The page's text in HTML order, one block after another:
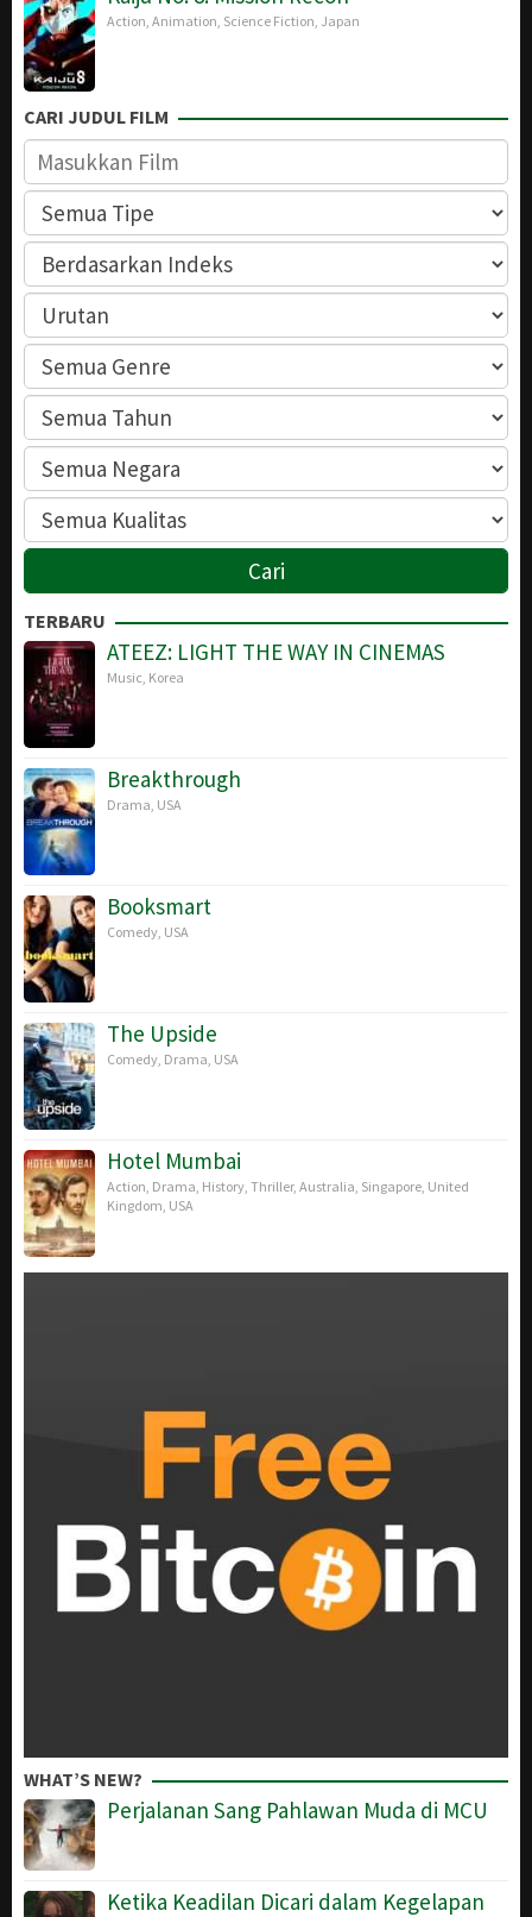
Action Animation Science Fiction Japan
CARI JUDUL FILM
TERBARU
ATEEZ: LIGHT THE WAY IN CINEMAS
Music Korea
Breakthrough
Drama USA
Booksmart
Comedy USA
The Upside
Comedy Drama USA
Hotel Mumbai
Action Drama History Thriller, Australia Singapore United
Kingdom USA
WHAT’S NEW?
Perjalanan Sang Pahlawan Muda di MCU
Ketika Keadilan Dicari dalam Kegelapan